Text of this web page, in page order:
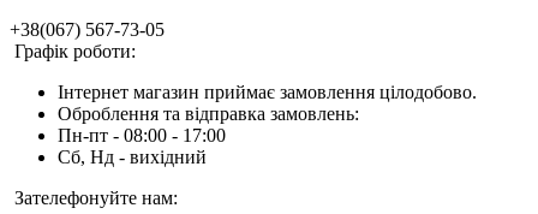
+38(067) 567-73-05
Графік роботи:
Інтернет магазин приймає замовлення цілодобово.
Оброблення та відправка замовлень:
Пн-пт - 08:00 - 17:00
Сб, Нд - вихідний
Зателефонуйте нам: